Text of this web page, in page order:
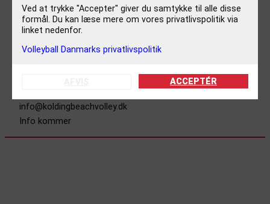
Kommer
info@koldingbeachvolley.dk
Info kommer
Ved at trykke "Accepter" giver du samtykke til alle disse
formål. Du kan læse mere om vores privatlivspolitik via
linket nedenfor.
Volleyball Danmarks privatlivspolitik
ACCEPTÉR